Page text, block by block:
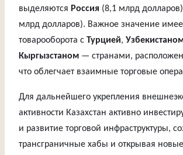
выделяются Россия (8,1 млрд
млрд долларов). Важное значение
товарооборота с Турцией,
Кыргызстаном — странами,
что облегчает взаимные торговые
Для дальнейшего укрепления
активности Казахстан активно
и развитие торговой инфраструктуры,
трансграничные хабы и открывая